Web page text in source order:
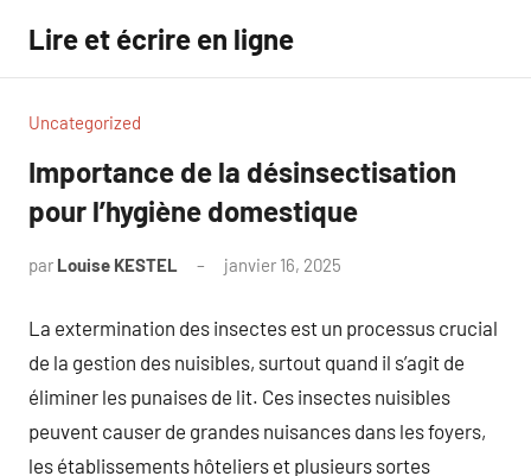
contenu
Lire et écrire en ligne
Uncategorized
Importance de la désinsectisation
pour l’hygiène domestique
par Louise KESTEL janvier 16, 2025
La extermination des insectes est un processus crucial
de la gestion des nuisibles, surtout quand il s’agit de
éliminer les punaises de lit. Ces insectes nuisibles
peuvent causer de grandes nuisances dans les foyers,
les établissements hôteliers et plusieurs sortes